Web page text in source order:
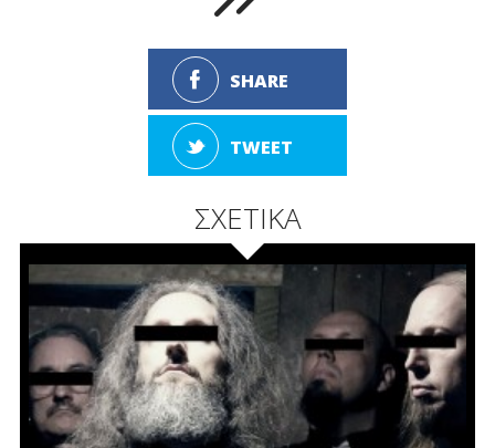
SHARE
TWEET
ΣΧΕΤΙΚΑ